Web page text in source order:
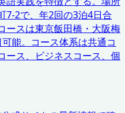
7-2で、年2回の3泊4日合
ースは東京飯田橋・大阪梅
能。コース体系は共通コ
ース、ビジネスコース、個